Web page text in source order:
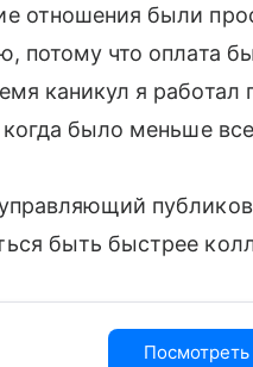
отношения были
потому что оплата
каникул я работал
было меньше
быть быстрее
Посмотреть